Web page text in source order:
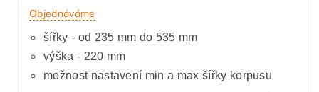
Objednáváme
šířky - od 235 mm do 535 mm
výška - 220 mm
možnost nastavení min a max šířky korpusu